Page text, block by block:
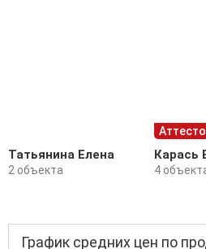
Татьянина Елена
2 объекта
Карась
4
График средних цен по